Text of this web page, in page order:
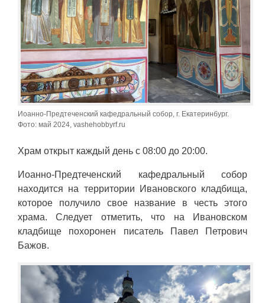
Иоанно-Предтеченский кафедральный собор, г. Екатеринбург.
Фото: май 2024, vashehobbyrf.ru
Храм открыт каждый день с 08:00 до 20:00.
Иоанно-Предтеченский кафедральный собор
находится на территории Ивановского кладбища,
которое получило свое название в честь этого
храма. Следует отметить, что на Ивановском
кладбище похоронен писатель Павел Петрович
Бажов.